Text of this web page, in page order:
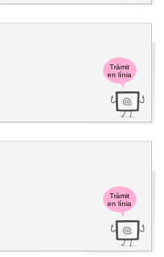
Tràmit
en línia
Tràmit
en línia